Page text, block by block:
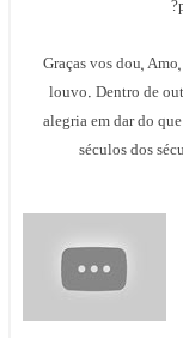
Graças vos dou,
louvo. Dentro de
alegria em dar do
séculos dos